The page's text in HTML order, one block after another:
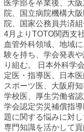
医学部を卒業後、大
院、国立病院機構大
院、国家公務員共済
4月よりTOTO関西支
血管外科領域、地域
験を持ち、学会発表
り組む。 日本外科学
定医・指導医、日本
スポーツ医、大阪府
学校医、厚生労働省
学会認定労災補償指
題に関する悩みに対
専門知識を活かして